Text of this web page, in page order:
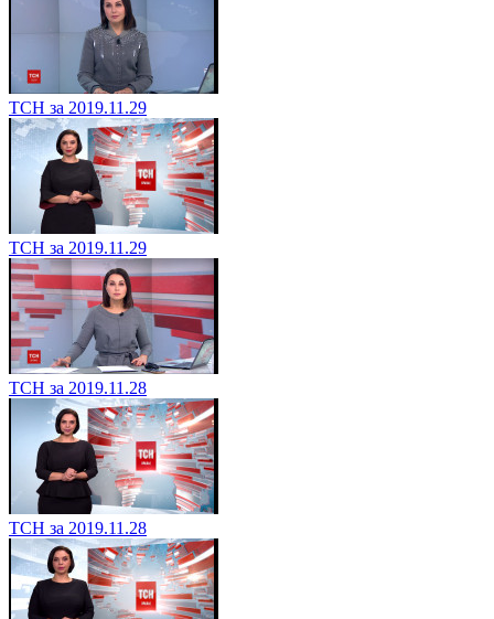
ТСН за 2019.11.29
ТСН за 2019.11.29
ТСН за 2019.11.28
ТСН за 2019.11.28